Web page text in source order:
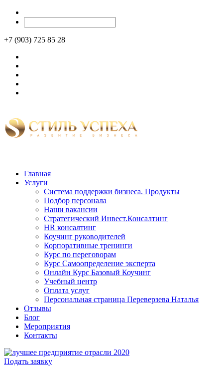
+7 (903) 725 85 28
Главная
Услуги
Система поддержки бизнеса. Продукты
Подбор персонала
Наши вакансии
Стратегический Инвест.Консалтинг
HR консалтинг
Коучинг руководителей
Корпоративные тренинги
Курс по переговорам
Курс Самоопределение эксперта
Онлайн Курс Базовый Коучинг
Учебный центр
Оплата услуг
Персональная страница Переверзева Наталья
Отзывы
Блог
Мероприятия
Контакты
Подать заявку